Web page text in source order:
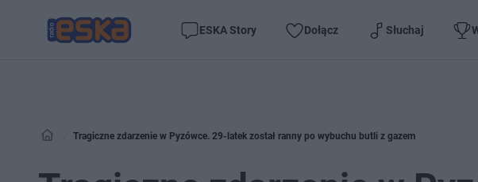
ESKA Story Dołącz Słuchaj
Tragiczne zdarzenie w Pyzówce. 29-latek został ranny po wybuchu butli z gazem